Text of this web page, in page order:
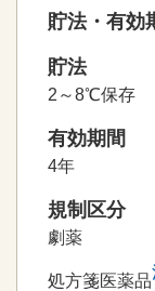
貯法・有効
貯法
2～8℃保存
有効期間
4年
規制区分
劇薬
処方箋医薬品